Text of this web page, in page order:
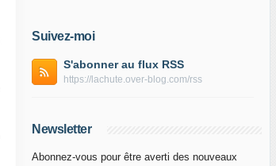
Suivez-moi
S'abonner au flux RSS
https://lachute.over-blog.com/rss
Newsletter
Abonnez-vous pour être averti des nouveaux